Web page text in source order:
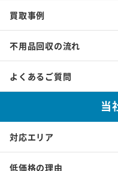
買取事例
不用品回収の流れ
よくあるご質問
当
対応エリア
低価格の理由